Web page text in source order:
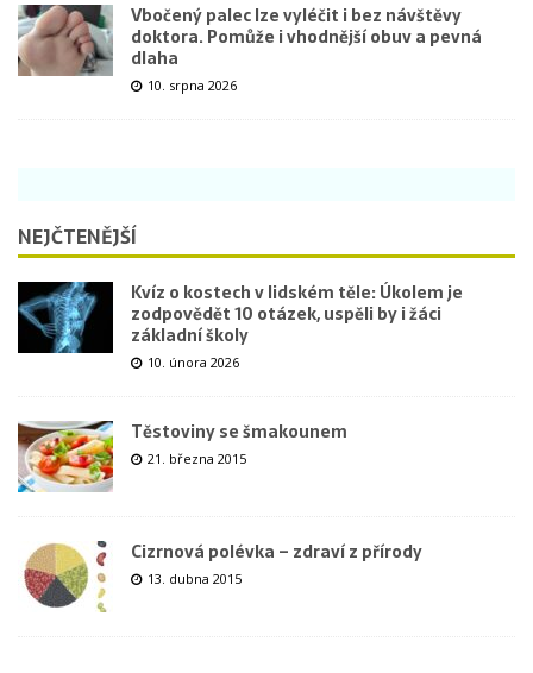
Vbočený palec lze vyléčit i bez návštěvy
doktora. Pomůže i vhodnější obuv a pevná
dlaha
10. srpna 2026
NEJČTENĚJŠÍ
Kvíz o kostech v lidském těle: Úkolem je
zodpovědět 10 otázek, uspěli by i žáci
základní školy
10. února 2026
Těstoviny se šmakounem
21. března 2015
Cizrnová polévka – zdraví z přírody
13. dubna 2015